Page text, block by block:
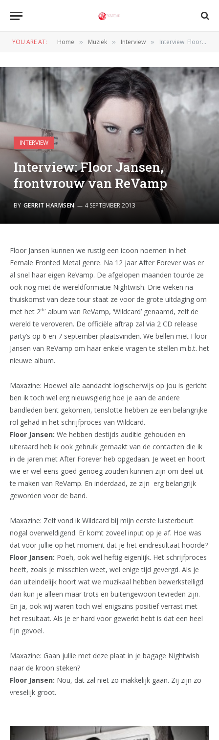
YOU ARE AT: Home » Muziek » Interview » Interview: Floor Jansen, frontvrouw van ReVamp
INTERVIEW
Interview: Floor Jansen,
frontvrouw van ReVamp
BY GERRIT HARMSEN 4 SEPTEMBER 2013
Floor Jansen kunnen we rustig een icoon noemen in het
Female Fronted Metal genre. Na 12 jaar After Forever was er
al snel haar eigen ReVamp. De afgelopen maanden tourde ze
ook nog met de wereldformatie Nightwish. Drie weken na
thuiskomst van deze tour staat ze voor de grote uitdaging om
met het 2de album van ReVamp, ‘Wildcard’ genaamd, zelf de
wereld te veroveren. De officiële aftrap zal via 2 CD release
party’s op 6 en 7 september plaatsvinden. We bellen met Floor
Jansen van ReVamp om haar enkele vragen te stellen m.b.t. het
nieuwe album.
Maxazine: Hoewel alle aandacht logischerwijs op jou is gericht
ben ik toch wel erg nieuwsgierig hoe je aan de andere
bandleden bent gekomen, tenslotte hebben ze een belangrijke
rol gehad in het schrijfproces van Wildcard.
Floor Jansen: We hebben destijds auditie gehouden en
uiteraard heb ik ook gebruik gemaakt van de contacten die ik
in de jaren met After Forever heb opgedaan. Je weet en hoort
wie er wel eens goed genoeg zouden kunnen zijn om deel uit
te maken van ReVamp. En inderdaad, ze zijn erg belangrijk
geworden voor de band.
Maxazine: Zelf vond ik Wildcard bij mijn eerste luisterbeurt
nogal overweldigend. Er komt zoveel input op je af. Hoe was
dat voor jullie op het moment dat je het eindresultaat hoorde?
Floor Jansen: Poeh, ook wel heftig eigenlijk. Het schrijfproces
heeft, zoals je misschien weet, wel enige tijd gevergd. Als je
dan uiteindelijk hoort wat we muzikaal hebben bewerkstelligd
dan kun je alleen maar trots en buitengewoon tevreden zijn.
En ja, ook wij waren toch wel enigszins positief verrast met
het resultaat. Als je er hard voor gewerkt hebt is dat een heel
fijn gevoel.
Maxazine: Gaan jullie met deze plaat in je bagage Nightwish
naar de kroon steken?
Floor Jansen: Nou, dat zal niet zo makkelijk gaan. Zij zijn zo
vreselijk groot.